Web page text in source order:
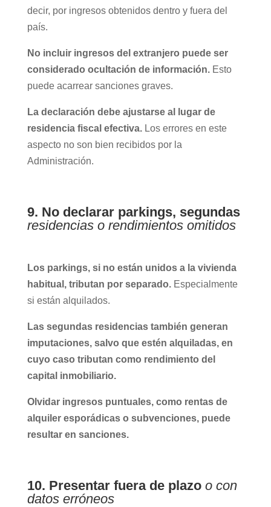
decir, por ingresos obtenidos dentro y fuera del
país.
No incluir ingresos del extranjero puede ser
considerado ocultación de información.Esto
puede acarrear sanciones graves.
La declaración debe ajustarse al lugar de
residencia fiscal efectiva.Los errores en este
aspecto no son bien recibidos por la
Administración.
9. No declarar parkings, segundas
residencias o rendimientos omitidos
Los parkings, si no están unidos a la vivienda
habitual, tributan por separado.Especialmente
si están alquilados.
Las segundas residencias también generan
imputaciones, salvo que estén alquiladas, en
cuyo caso tributan como rendimiento del
capital inmobiliario.
Olvidar ingresos puntuales, como rentas de
alquiler esporádicas o subvenciones, puede
resultar en sanciones.
10. Presentar fuera de plazoo con
datos erróneos